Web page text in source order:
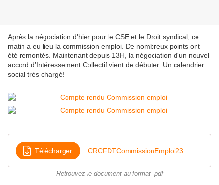
Après la négociation d'hier pour le CSE et le Droit syndical, ce
matin a eu lieu la commission emploi. De nombreux points ont
été remontés. Maintenant depuis 13H, la négociation d'un nouvel
accord d’Intéressement Collectif vient de débuter. Un calendrier
social très chargé!
Télécharger CRCFDTCommissionEmploi23
Retrouvez le document au format .pdf